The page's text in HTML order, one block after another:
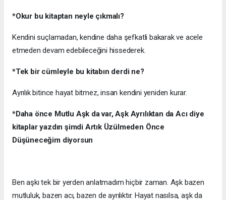
*Okur bu kitaptan neyle çıkmalı?
Kendini suçlamadan, kendine daha şefkatli bakarak ve acele
etmeden devam edebileceğini hissederek.
*Tek bir cümleyle bu kitabın derdi ne?
Ayrılık bitince hayat bitmez, insan kendini yeniden kurar.
*Daha önce Mutlu Aşk da var, Aşk Ayrılıktan da Acı diye
kitaplar yazdın şimdi Artık Üzülmeden Önce
Düşüneceğim diyorsun
Ben aşkı tek bir yerden anlatmadım hiçbir zaman. Aşk bazen
mutluluk, bazen acı, bazen de ayrılıktır. Hayat nasılsa, aşk da